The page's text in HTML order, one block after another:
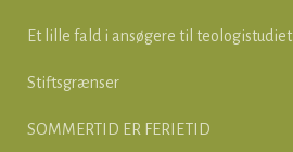
Et lille fald i ansøgere til teologistudiet
Stiftsgrænser
SOMMERTID ER FERIETID